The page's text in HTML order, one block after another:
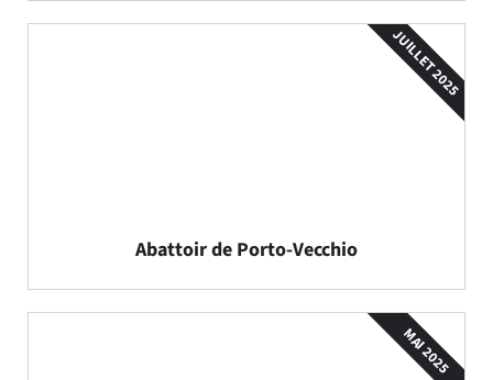
Abattoir de Porto-Vecchio
JUILLET 2025
MAI 2025